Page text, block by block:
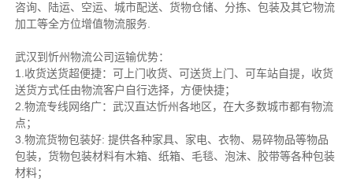
咨询、陆运、空运、城市配送、货物仓储、分拣、包装及其它物流
加工等全方位增值物流服务.
武汉到忻州物流公司运输优势：
1.收货送货超便捷：可上门收货、可送货上门、可车站自提，收货
送货方式任由物流客户自行选择，方便快捷；
2.物流专线网络广：武汉直达忻州各地区，在大多数城市都有物流
点；
3.物流货物包装好: 提供各种家具、家电、衣物、易碎物品等物品
包装，货物包装材料有木箱、纸箱、毛毯、泡沫、胶带等各种包装
材料；